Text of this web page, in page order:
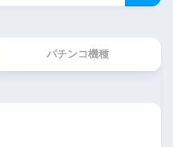
パチンコ機種